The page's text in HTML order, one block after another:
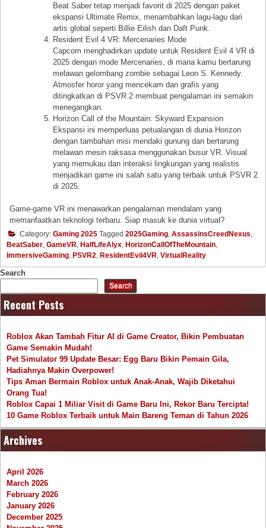
Beat Saber tetap menjadi favorit di 2025 dengan paket
ekspansi Ultimate Remix, menambahkan lagu-lagu dari
artis global seperti Billie Eilish dan Daft Punk.
Resident Evil 4 VR: Mercenaries Mode
Capcom menghadirkan update untuk Resident Evil 4 VR di
2025 dengan mode Mercenaries, di mana kamu bertarung
melawan gelombang zombie sebagai Leon S. Kennedy.
Atmosfer horor yang mencekam dan grafis yang
ditingkatkan di PSVR 2 membuat pengalaman ini semakin
menegangkan.
Horizon Call of the Mountain: Skyward Expansion
Ekspansi ini memperluas petualangan di dunia Horizon
dengan tambahan misi mendaki gunung dan bertarung
melawan mesin raksasa menggunakan busur VR. Visual
yang memukau dan interaksi lingkungan yang realistis
menjadikan game ini salah satu yang terbaik untuk PSVR 2
di 2025.
Game-game VR ini menawarkan pengalaman mendalam yang
memanfaatkan teknologi terbaru. Siap masuk ke dunia virtual?
Category: Gaming 2025 Tagged 2025Gaming AssassinsCreedNexus
BeatSaber GameVR HalfLifeAlyx HorizonCallOfTheMountain
ImmersiveGaming PSVR2 ResidentEvil4VR VirtualReality
Search
Search
Recent Posts
Roblox Akan Tambah Fitur AI di Game Creator, Bikin Pembuatan
Game Semakin Mudah!
Pet Simulator 99 Update Besar: Egg Baru Bikin Pemain Gila,
Hadiahnya Makin Overpower!
Tips Aman Bermain Roblox untuk Anak-Anak, Wajib Diketahui
Orang Tua!
Roblox Capai 1 Miliar Visit di Game Baru Ini, Rekor Baru Tercipta!
10 Game Roblox Terbaik untuk Main Bareng Teman di Tahun 2026
Archives
April 2026
March 2026
February 2026
January 2026
December 2025